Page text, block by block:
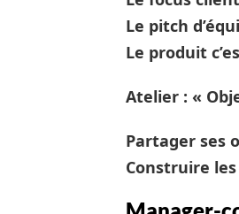
Le pitch
Le produit
Atelier : «
Partager ses
Construire